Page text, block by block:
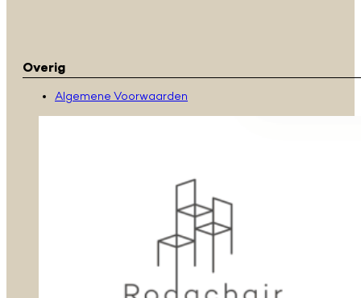
Overig
Algemene Voorwaarden